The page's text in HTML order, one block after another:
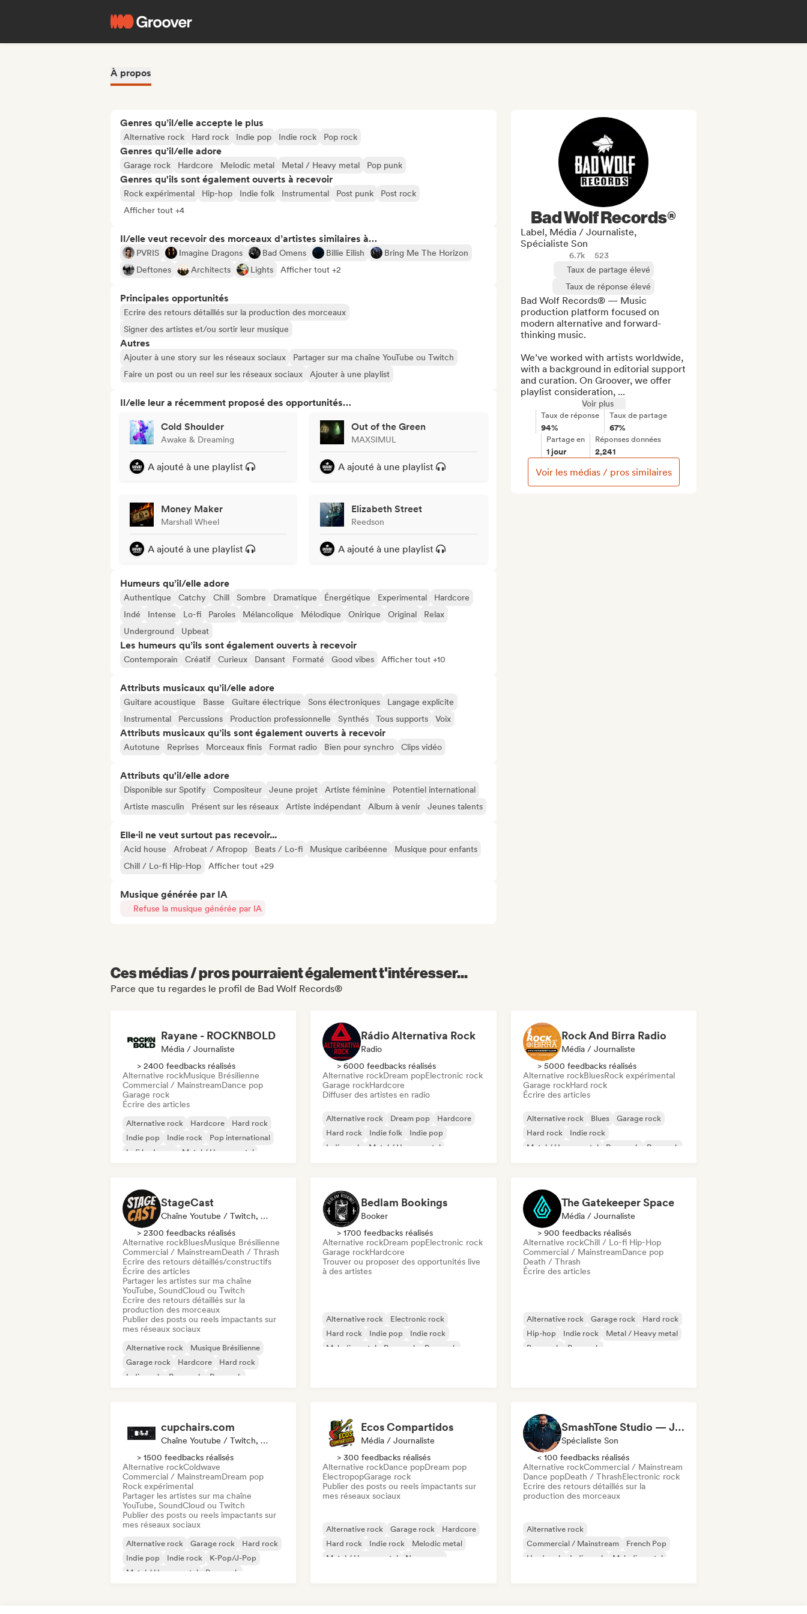
À propos
Genres qu’il/elle accepte le plus
Alternative rock Hard rock Indie pop Indie rock Pop rock
Genres qu’il/elle adore
Garage rock Hardcore Melodic metal Metal / Heavy metal Pop punk
Genres qu'ils sont également ouverts à recevoir
Rock expérimental Hip-hop Indie folk Instrumental Post punk
Post rock
Afficher tout +4
Il/elle veut recevoir des morceaux d’artistes similaires à…
PVRIS Imagine Dragons Bad Omens Billie Eilish
Bring Me The Horizon
Deftones
Architects Lights Afficher tout +2
Principales opportunités
Ecrire des retours détaillés sur la production des morceaux
Signer des artistes et/ou sortir leur musique
Autres
Ajouter à une story sur les réseaux sociaux
Partager sur ma chaîne YouTube ou Twitch
Faire un post ou un reel sur les réseaux sociaux
Ajouter à une playlist
Il/elle leur a récemment proposé des opportunités…
Cold Shoulder
Awake & Dreaming
A ajouté à une playlist
Out of the Green
MAXSIMUL
A ajouté à une playlist
Money Maker
Marshall Wheel
A ajouté à une playlist
Elizabeth Street
Reedson
A ajouté à une playlist
Humeurs qu’il/elle adore
Authentique Catchy Chill Sombre Dramatique Énergétique Experimental
Hardcore
Indé
Intense Lo-fi Paroles Mélancolique Mélodique Onirique Original
Relax
Underground
Upbeat
Les humeurs qu’ils sont également ouverts à recevoir
Contemporain Créatif Curieux Dansant Formaté Good vibes Afficher tout +10
Attributs musicaux qu’il/elle adore
Guitare acoustique Basse Guitare électrique Sons électroniques
Langage explicite
Instrumental
Percussions Production professionnelle Synthés Tous supports Voix
Attributs musicaux qu’ils sont également ouverts à recevoir
Autotune Reprises Morceaux finis Format radio Bien pour synchro Clips vidéo
Attributs qu'il/elle adore
Disponible sur Spotify Compositeur Jeune projet Artiste féminine
Potentiel international
Artiste masculin
Présent sur les réseaux Artiste indépendant Album à venir Jeunes talents
Elle·il ne veut surtout pas recevoir...
Acid house Afrobeat / Afropop Beats / Lo-fi Musique caribéenne
Musique pour enfants
Chill / Lo-fi Hip-Hop
Afficher tout +29
Musique générée par IA
Refuse la musique générée par IA
Bad Wolf Records®
Label, Média / Journaliste,
Spécialiste Son
6.7k
523
Taux de partage élevé
Taux de réponse élevé
Bad Wolf Records® — Music
production platform focused on
modern alternative and forward-
thinking music.
We’ve worked with artists worldwide,
with a background in editorial support
and curation. On Groover, we offer
playlist consideration, ...
Voir plus
Taux de réponse
94%
Taux de partage
67%
Partage en
1 jour
Réponses données
2,241
Voir les médias / pros similaires
Ces médias / pros pourraient également t'intéresser...
Parce que tu regardes le profil de Bad Wolf Records®
Rayane - ROCKNBOLD
Média / Journaliste
> 2400 feedbacks réalisés
Alternative rockMusique Brésilienne
Commercial / MainstreamDance pop
Garage rock
Écrire des articles
Alternative rock Hardcore
Hard rock
Indie pop
Indie rock
Pop international
Lofi bedroom
Metal / Heavy metal
Rádio Alternativa Rock
Radio
> 6000 feedbacks réalisés
Alternative rockDream popElectronic rock
Garage rockHardcore
Diffuser des artistes en radio
Alternative rock Dream pop
Hardcore
Hard rock
Indie folk
Indie pop
Indie rock
Metal / Heavy metal
Rock And Birra Radio
Média / Journaliste
> 5000 feedbacks réalisés
Alternative rockBluesRock expérimental
Garage rockHard rock
Écrire des articles
Alternative rock Blues
Garage rock
Hard rock
Indie rock
Metal / Heavy metal
Pop punk Pop rock
StageCast
Chaîne Youtube / Twitch, Média / Journaliste, Mentor, Influenceur·euse Sur Les Réseaux Sociaux, Spécialiste Son
> 2300 feedbacks réalisés
Alternative rockBluesMusique Brésilienne
Commercial / MainstreamDeath / Thrash
Ecrire des retours détaillés/constructifs
Écrire des articles
Partager les artistes sur ma chaîne
YouTube, SoundCloud ou Twitch
Ecrire des retours détaillés sur la
production des morceaux
Publier des posts ou reels impactants sur
mes réseaux sociaux
Alternative rock
Musique Brésilienne
Garage rock
Hardcore
Hard rock
Indie rock
Pop punk Pop rock
Bedlam Bookings
Booker
> 1700 feedbacks réalisés
Alternative rockDream popElectronic rock
Garage rockHardcore
Trouver ou proposer des opportunités live
à des artistes
Alternative rock
Electronic rock
Hard rock
Indie pop
Indie rock
Melodic metal
Pop punk Pop rock
The Gatekeeper Space
Média / Journaliste
> 900 feedbacks réalisés
Alternative rockChill / Lo-fi Hip-Hop
Commercial / MainstreamDance pop
Death / Thrash
Écrire des articles
Alternative rock Garage rock
Hard rock
Hip-hop
Indie rock
Metal / Heavy metal
Pop punk
Pop rock
cupchairs.com
Chaîne Youtube / Twitch, Média / Journaliste
> 1500 feedbacks réalisés
Alternative rockColdwave
Commercial / MainstreamDream pop
Rock expérimental
Partager les artistes sur ma chaîne
YouTube, SoundCloud ou Twitch
Publier des posts ou reels impactants sur
mes réseaux sociaux
Alternative rock Garage rock
Hard rock
Indie pop
Indie rock
K-Pop/J-Pop
Metal / Heavy metal
Pop punk
Ecos Compartidos
Média / Journaliste
> 300 feedbacks réalisés
Alternative rockDance popDream pop
ElectropopGarage rock
Publier des posts ou reels impactants sur
mes réseaux sociaux
Alternative rock Garage rock
Hardcore
Hard rock
Indie rock
Melodic metal
Metal / Heavy metal
New wave
SmashTone Studio — Julien Meirone
Spécialiste Son
< 100 feedbacks réalisés
Alternative rockCommercial / Mainstream
Dance popDeath / ThrashElectronic rock
Ecrire des retours détaillés sur la
production des morceaux
Alternative rock
Commercial / Mainstream
French Pop
Hard rock
Indie rock
Melodic metal